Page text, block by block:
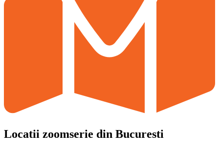
Locatii zoomserie din Bucuresti